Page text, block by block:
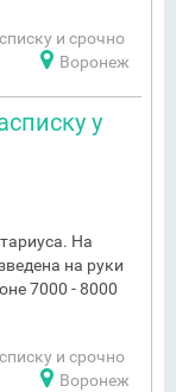
и срочно
Воронеж
у
На
на руки
7000 - 8000
и срочно
Воронеж